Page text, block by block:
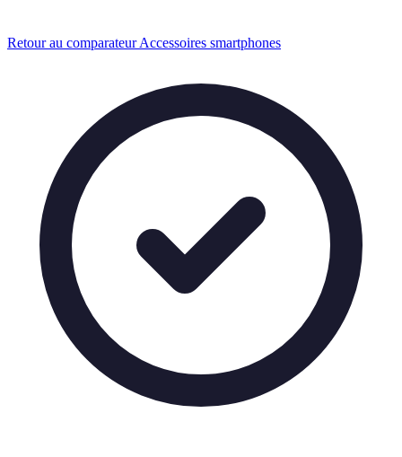
Retour au comparateur Accessoires smartphones